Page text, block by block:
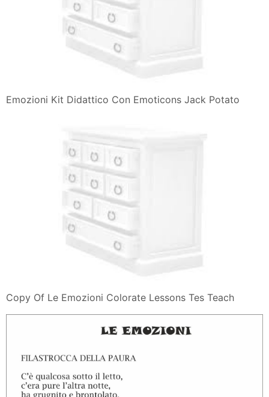
Emozioni Kit Didattico Con Emoticons Jack Potato
Copy Of Le Emozioni Colorate Lessons Tes Teach